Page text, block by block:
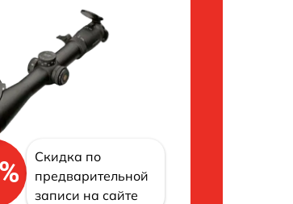
Скидка по
предварительной
записи на сайте